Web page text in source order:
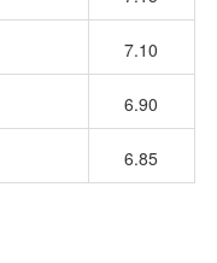
7.10
6.90
6.85